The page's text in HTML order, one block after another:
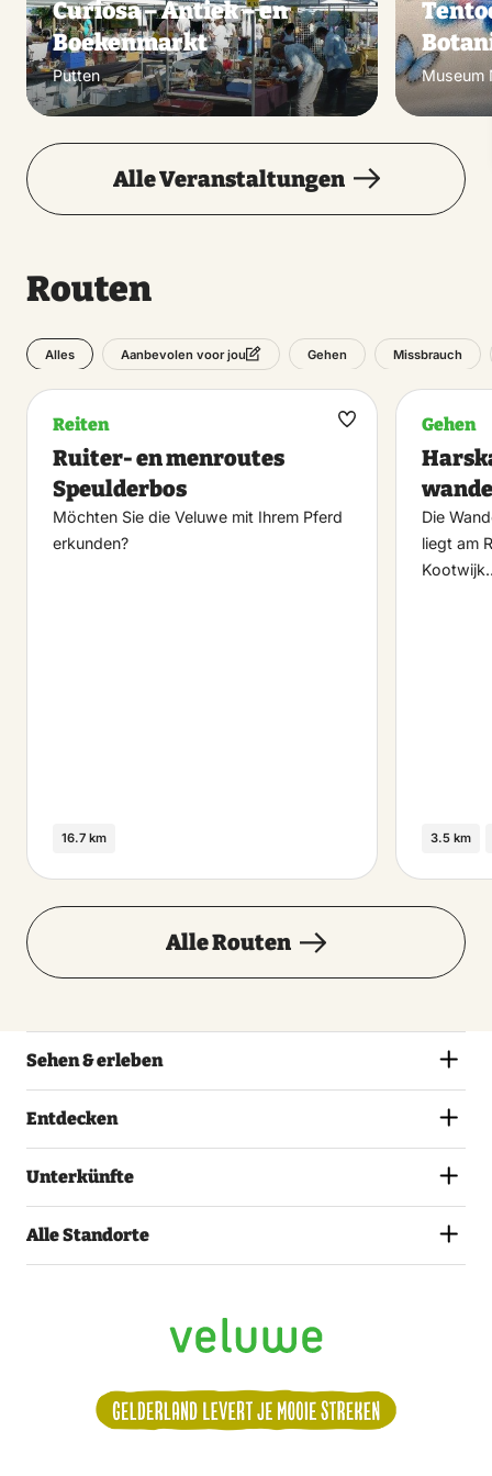
Curiosa – Antiek – en
Boekenmarkt
Putten Museum
Alle Veranstaltungen
Routen
Alles Aanbevolen voor jou Gehen Missbrauch
Reiten
Ruiter- en menroutes
Speulderbos
Möchten Sie die Veluwe mit Ihrem Pferd
erkunden?
16.7 km
Maak
Gehen
Die
liegt am
3.5 km
Alle Routen
Sehen & erleben
Entdecken
Unterkünfte
Alle Standorte